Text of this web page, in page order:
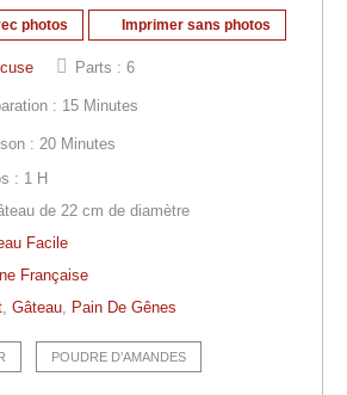
photos Imprimer sans photos
Parts : 6
: 15 Minutes
: 20 Minutes
: 1 H
de 22 cm de diamètre
Facile
Française
Gâteau Pain De Gênes
POUDRE D’AMANDES